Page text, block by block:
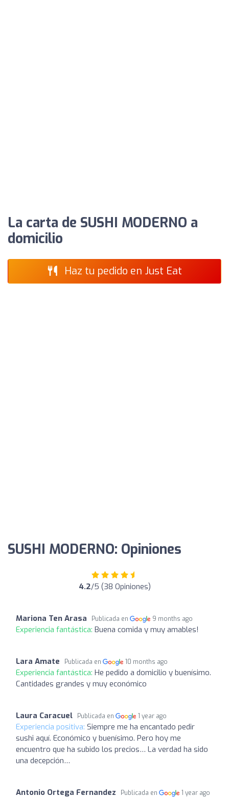
La carta de SUSHI MODERNO a
domicilio
Haz tu pedido en Just Eat
SUSHI MODERNO: Opiniones
4.2/5 (38 Opiniones)
Mariona Ten Arasa Publicada en 9 months ago
Experiencia fantástica: Buena comida y muy amables!
Lara Amate Publicada en 10 months ago
Experiencia fantástica: He pedido a domicilio y buenísimo.
Cantidades grandes y muy económico
Laura Caracuel Publicada en 1 year ago
Experiencia positiva: Siempre me ha encantado pedir
sushi aquí. Económico y buenísimo. Pero hoy me
encuentro que ha subido los precios… La verdad ha sido
una decepción…
Antonio Ortega Fernandez Publicada en 1 year ago